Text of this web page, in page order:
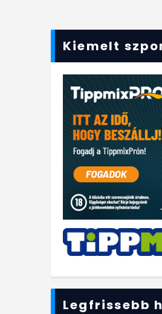
Kiemelt
Legfrissebb